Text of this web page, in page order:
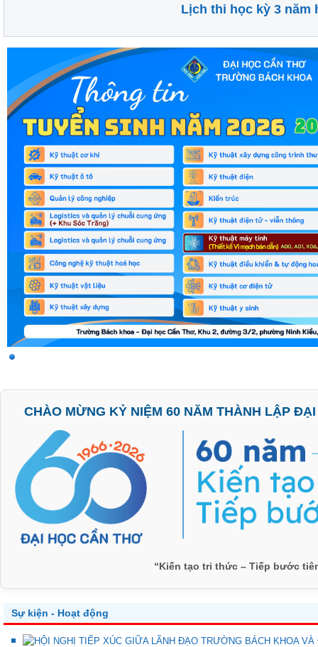
Lịch thi học kỳ 3 năm
CHÀO MỪNG KỶ NIỆM 60 NĂM THÀNH LẬP
“Kiến tạo tri thức – Tiếp bước
Sự kiện - Hoạt động